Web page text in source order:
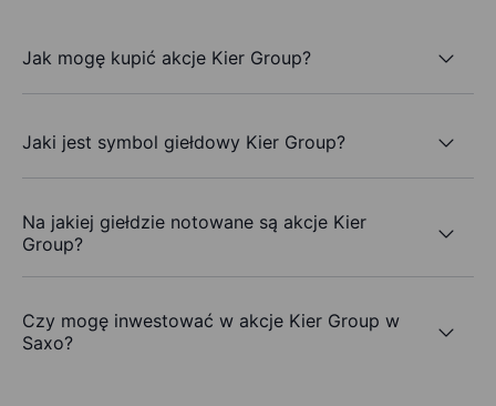
Jak mogę kupić akcje Kier Group?
Jaki jest symbol giełdowy Kier Group?
Na jakiej giełdzie notowane są akcje Kier
Group?
Czy mogę inwestować w akcje Kier Group w
Saxo?